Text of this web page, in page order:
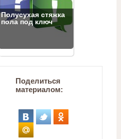
Полусухая стяжка
пола под ключ
Поделиться
материалом: